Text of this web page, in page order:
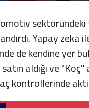
Yapay
de kendine yer
aldığı ve
kontrollerinde